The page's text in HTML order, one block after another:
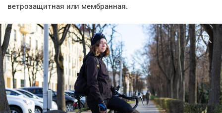
ветрозащитная или мембранная.